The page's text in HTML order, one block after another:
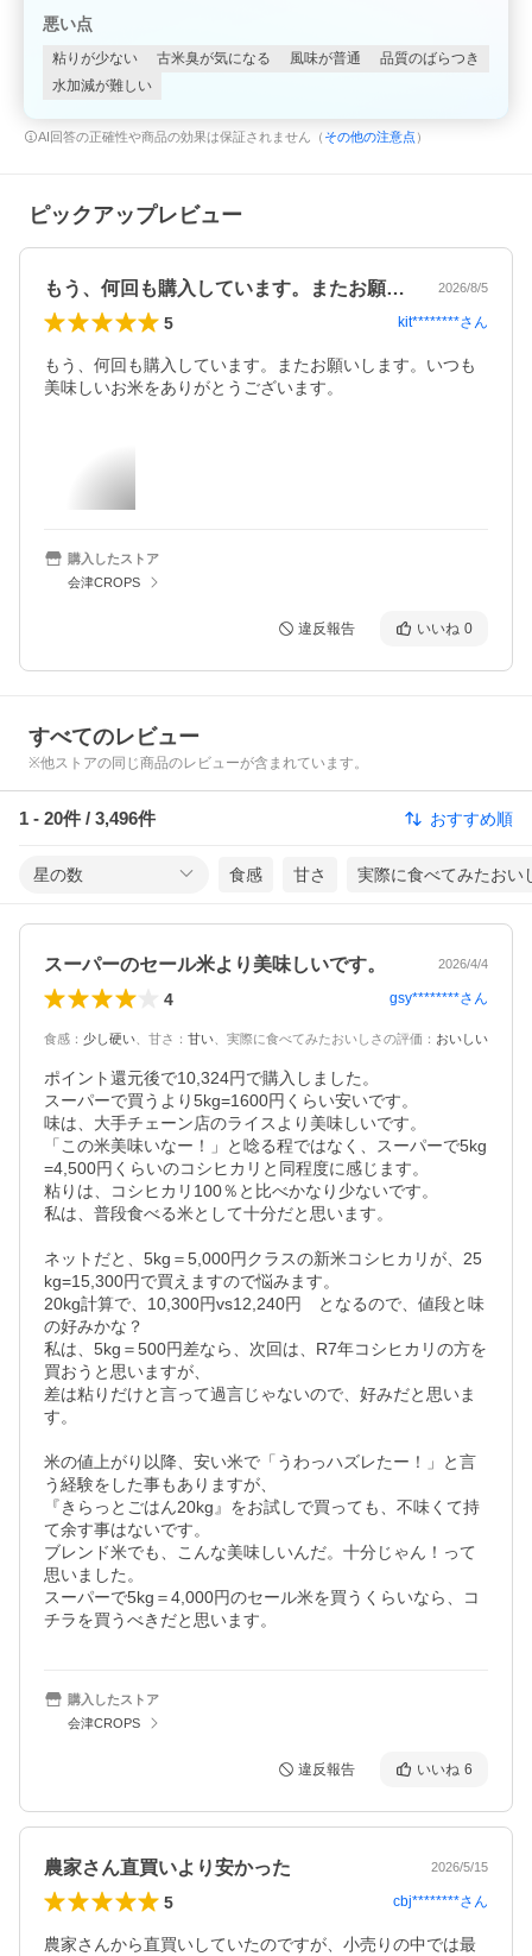
悪い点
粘りが少ない 古米臭が気になる 風味が普通
品質のばらつき
水加減が難しい
AI回答の正確性や商品の効果は保証されません（ その他の注意点 ）
ピックアップレビュー
もう、何回も購入しています。またお願い… 2026/8/5
5 kit********さん
もう、何回も購入しています。またお願いします。いつも
美味しいお米をありがとうございます。
購入したストア
会津CROPS
違反報告 いいね 0
すべてのレビュー
※他ストアの同じ商品のレビューが含まれています。
1 - 20件 / 3,496件 おすすめ順
星の数 食感 甘さ 実際に食べてみたおい
スーパーのセール米より美味しいです。 2026/4/4
4 gsy********さん
食感 ： 少し硬い 甘さ ： 甘い 実際に食べてみたおいしさの評価 ： おいしい
ポイント還元後で10,324円で購入しました。
スーパーで買うより5kg=1600円くらい安いです。
味は、大手チェーン店のライスより美味しいです。
「この米美味いなー！」と唸る程ではなく、スーパーで5kg
=4,500円くらいのコシヒカリと同程度に感じます。
粘りは、コシヒカリ100％と比べかなり少ないです。
私は、普段食べる米として十分だと思います。
ネットだと、5kg＝5,000円クラスの新米コシヒカリが、25
kg=15,300円で買えますので悩みます。
20kg計算で、10,300円vs12,240円　となるので、値段と味
の好みかな？
私は、5kg＝500円差なら、次回は、R7年コシヒカリの方を
買おうと思いますが、
差は粘りだけと言って過言じゃないので、好みだと思いま
す。
米の値上がり以降、安い米で「うわっハズレたー！」と言
う経験をした事もありますが、
『きらっとごはん20kg』をお試しで買っても、不味くて持
て余す事はないです。
ブレンド米でも、こんな美味しいんだ。十分じゃん！って
思いました。
スーパーで5kg＝4,000円のセール米を買うくらいなら、コ
チラを買うべきだと思います。
購入したストア
会津CROPS
違反報告 いいね 6
農家さん直買いより安かった 2026/5/15
5 cbj********さん
農家さんから直買いしていたのですが、小売りの中では最